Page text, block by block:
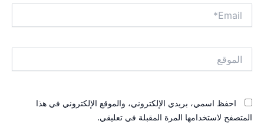
احفظ اسمي، بريدي الإلكتروني، والموقع الإلكتروني في هذا
المتصفح لاستخدامها المرة المقبلة في تعليقي.